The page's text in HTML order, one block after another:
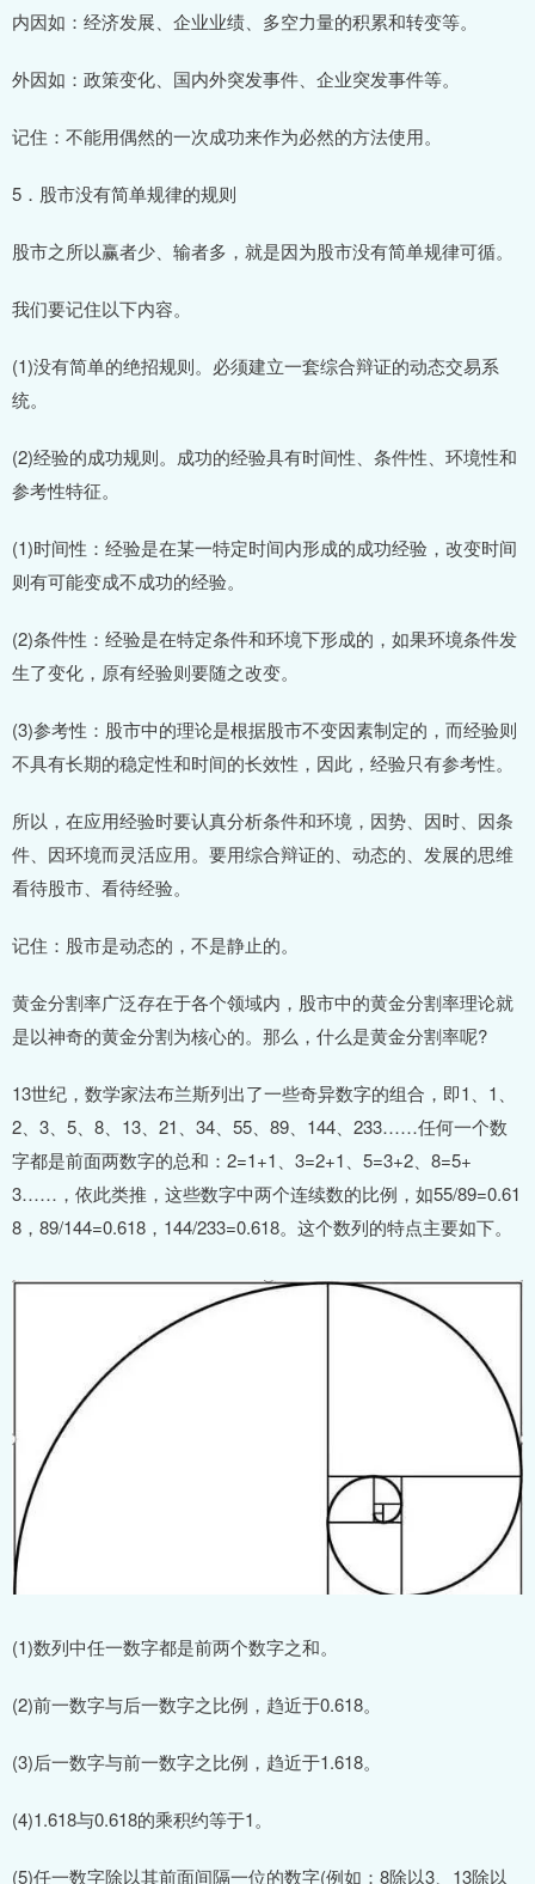
内因如：经济发展、企业业绩、多空力量的积累和转变等。
外因如：政策变化、国内外突发事件、企业突发事件等。
记住：不能用偶然的一次成功来作为必然的方法使用。
5．股市没有简单规律的规则
股市之所以赢者少、输者多，就是因为股市没有简单规律可循。
我们要记住以下内容。
(1)没有简单的绝招规则。必须建立一套综合辩证的动态交易系
统。
(2)经验的成功规则。成功的经验具有时间性、条件性、环境性和
参考性特征。
(1)时间性：经验是在某一特定时间内形成的成功经验，改变时间
则有可能变成不成功的经验。
(2)条件性：经验是在特定条件和环境下形成的，如果环境条件发
生了变化，原有经验则要随之改变。
(3)参考性：股市中的理论是根据股市不变因素制定的，而经验则
不具有长期的稳定性和时间的长效性，因此，经验只有参考性。
所以，在应用经验时要认真分析条件和环境，因势、因时、因条
件、因环境而灵活应用。要用综合辩证的、动态的、发展的思维
看待股市、看待经验。
记住：股市是动态的，不是静止的。
黄金分割率广泛存在于各个领域内，股市中的黄金分割率理论就
是以神奇的黄金分割为核心的。那么，什么是黄金分割率呢?
13世纪，数学家法布兰斯列出了一些奇异数字的组合，即1、1、
2、3、5、8、13、21、34、55、89、144、233……任何一个数
字都是前面两数字的总和：2=1+1、3=2+1、5=3+2、8=5+
3……，依此类推，这些数字中两个连续数的比例，如55/89=0.61
8，89/144=0.618，144/233=0.618。这个数列的特点主要如下。
(1)数列中任一数字都是前两个数字之和。
(2)前一数字与后一数字之比例，趋近于0.618。
(3)后一数字与前一数字之比例，趋近于1.618。
(4)1.618与0.618的乘积约等于1。
(5)任一数字除以其前面间隔一位的数字(例如：8除以3、13除以